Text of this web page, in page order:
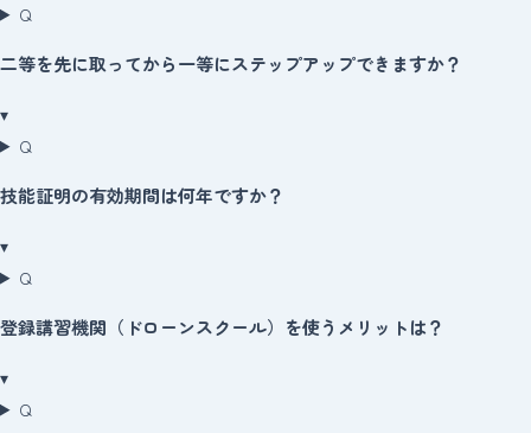
Q
二等を先に取ってから一等にステップアップできますか？
▾
Q
技能証明の有効期間は何年ですか？
▾
Q
登録講習機関（ドローンスクール）を使うメリットは？
▾
Q